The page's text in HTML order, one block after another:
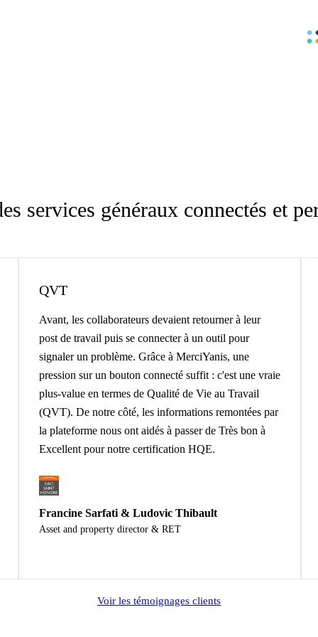
services généraux connectés et
QVT
Avant, les collaborateurs devaient retourner à leur
post de travail puis se connecter à un outil pour
signaler un problème. Grâce à MerciYanis, une
pression sur un bouton connecté suffit : c'est une vraie
plus-value en termes de Qualité de Vie au Travail
(QVT). De notre côté, les informations remontées par
la plateforme nous ont aidés à passer de Très bon à
Excellent pour notre certification HQE.
Francine Sarfati & Ludovic Thibault
Asset and property director & RET
Voir les témoignages clients